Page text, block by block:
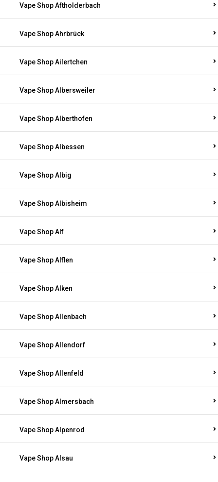
Vape Shop Aftholderbach
Vape Shop Ahrbrück
Vape Shop Ailertchen
Vape Shop Albersweiler
Vape Shop Alberthofen
Vape Shop Albessen
Vape Shop Albig
Vape Shop Albisheim
Vape Shop Alf
Vape Shop Alflen
Vape Shop Alken
Vape Shop Allenbach
Vape Shop Allendorf
Vape Shop Allenfeld
Vape Shop Almersbach
Vape Shop Alpenrod
Vape Shop Alsau